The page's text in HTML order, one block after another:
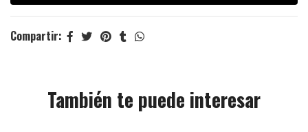
Compartir:
También te puede interesar